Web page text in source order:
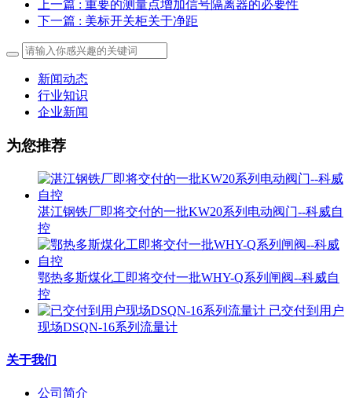
上一篇 : 重要的测量点增加信号隔离器的必要性
下一篇 : 美标开关柜关于净距
新闻动态
行业知识
企业新闻
为您推荐
湛江钢铁厂即将交付的一批KW20系列电动阀门--科威自
控
鄂热多斯煤化工即将交付一批WHY-Q系列闸阀--科威自
控
已交付到用户
现场DSQN-16系列流量计
关于我们
公司简介